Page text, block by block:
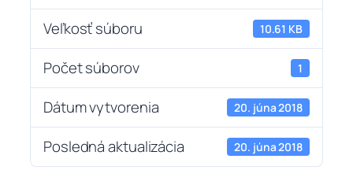
Veľkosť súboru 10.61 KB
Počet súborov 1
Dátum vytvorenia 20. júna 2018
Posledná aktualizácia 20. júna 2018